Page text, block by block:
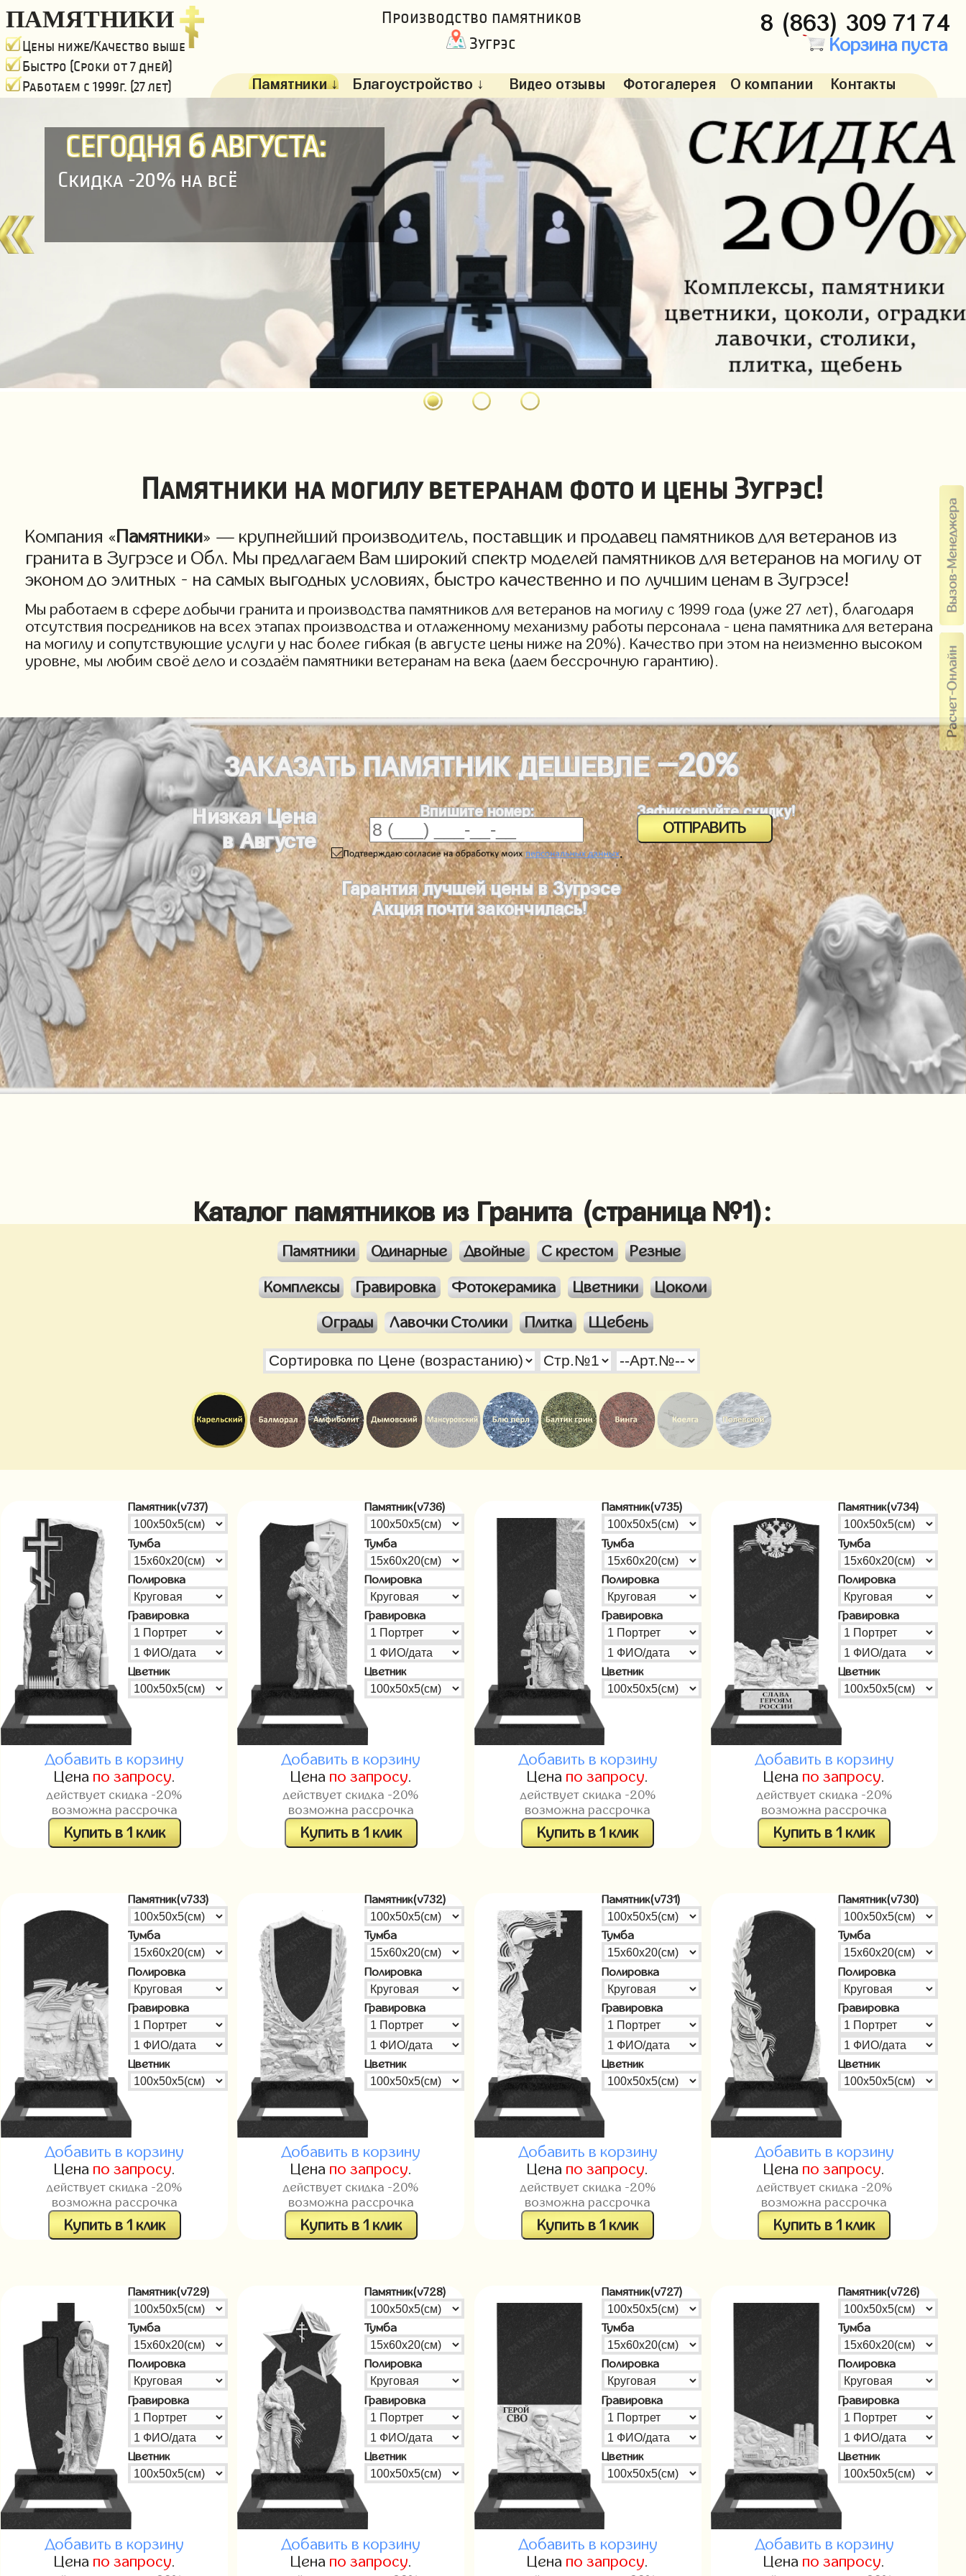
ПАМЯТНИКИ
Цены ниже/Качество выше
Быстро (Сроки от 7 дней)
Работаем с 1999г. (27 лет)
Производство памятников
Зугрэс
8 (863) 309 71 74
Корзина пуста
Памятники ↓ Благоустройство ↓ Видео отзывы Фотогалерея О компании Контакты
СЕГОДНЯ 6АВГУСТА:
Скидка -20% на всё
Памятники на могилу ветеранам фото и цены Зугрэс!
Компания « Памятники» — крупнейший производитель, поставщик и продавец памятников для ветеранов из
гранита в Зугрэсе и Обл. Мы предлагаем Вам широкий спектр моделей памятников для ветеранов на могилу от
эконом до элитных - на самых выгодных условиях, быстро качественно и по лучшим ценам в Зугрэсе!
Мы работаем в сфере добычи гранита и производства памятников для ветеранов на могилу с 1999 года (уже 27 лет), благодаря
отсутствия посредников на всех этапах производства и отлаженному механизму работы персонала - цена памятника для ветерана
на могилу и сопутствующие услуги у нас более гибкая (в августе цены ниже на 20%). Качество при этом на неизменно высоком
уровне, мы любим своё дело и создаём памятники ветеранам на века (даем бессрочную гарантию).
ЗАКАЗАТЬПАМЯТНИКДЕШЕВЛЕ-20%
Низкая Цена
в Августе
Впишите номер:
.
Зафиксируйте скидку!
Гарантия лучшей цены в Зугрэсе
Акция почти закончилась!
Каталог памятников из Гранита (страница №1):
Памятники Одинарные Двойные С крестом Резные
Комплексы Гравировка Фотокерамика Цветники Цоколи
Ограды Лавочки Столики Плитка Щебень
Памятник(v737)
Тумба
Полировка
Гравировка
Цветник
Добавить в корзину
Цена по запросу.
действует скидка -20%
возможна рассрочка
Купить в 1 клик
Памятник(v736)
Тумба
Полировка
Гравировка
Цветник
Добавить в корзину
Цена по запросу.
действует скидка -20%
возможна рассрочка
Купить в 1 клик
Памятник(v735)
Тумба
Полировка
Гравировка
Цветник
Добавить в корзину
Цена по запросу.
действует скидка -20%
возможна рассрочка
Купить в 1 клик
Памятник(v734)
Тумба
Полировка
Гравировка
Цветник
Добавить в корзину
Цена по запросу.
действует скидка -20%
возможна рассрочка
Купить в 1 клик
Памятник(v733)
Тумба
Полировка
Гравировка
Цветник
Добавить в корзину
Цена по запросу.
действует скидка -20%
возможна рассрочка
Купить в 1 клик
Памятник(v732)
Тумба
Полировка
Гравировка
Цветник
Добавить в корзину
Цена по запросу.
действует скидка -20%
возможна рассрочка
Купить в 1 клик
Памятник(v731)
Тумба
Полировка
Гравировка
Цветник
Добавить в корзину
Цена по запросу.
действует скидка -20%
возможна рассрочка
Купить в 1 клик
Памятник(v730)
Тумба
Полировка
Гравировка
Цветник
Добавить в корзину
Цена по запросу.
действует скидка -20%
возможна рассрочка
Купить в 1 клик
Памятник(v729)
Тумба
Полировка
Гравировка
Цветник
Добавить в корзину
Цена по запросу.
Памятник(v728)
Тумба
Полировка
Гравировка
Цветник
Добавить в корзину
Цена по запросу.
Памятник(v727)
Тумба
Полировка
Гравировка
Цветник
Добавить в корзину
Цена по запросу.
Памятник(v726)
Тумба
Полировка
Гравировка
Цветник
Добавить в корзину
Цена по запросу.